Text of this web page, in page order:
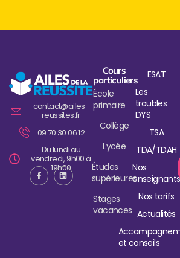
contact@ailes-
reussites.fr
09 70 30 06 12
Du lundi au
vendredi, 9h00 à
19h00
Cours
particuliers
École
primaire
Collège
Lycée
Études
supérieures
Stages
vacances
ESAT
Les
troubles
DYS
TSA
TDA/TDAH
Nos
enseignants
Nos tarifs
Actualités
et conseils